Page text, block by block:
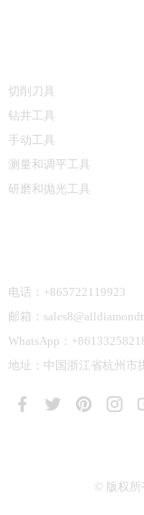
切削刀具
钻井工具
手动工具
测量和调平工具
研磨和抛光工具
电话：+865722119923
邮箱：
WhatsApp：
地址：中国浙江省杭州市
© 版权所